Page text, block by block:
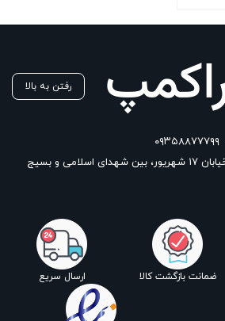
رفتن به بالا
۰۹۳۵۸۸۷۷۷۹۹
آدرس انبار: تهران، شادآباد، خیابان ١٧ شهریور، بین شهدای اسلامی و بسیج
ضمانت بازگشت کالا ارسال سریع